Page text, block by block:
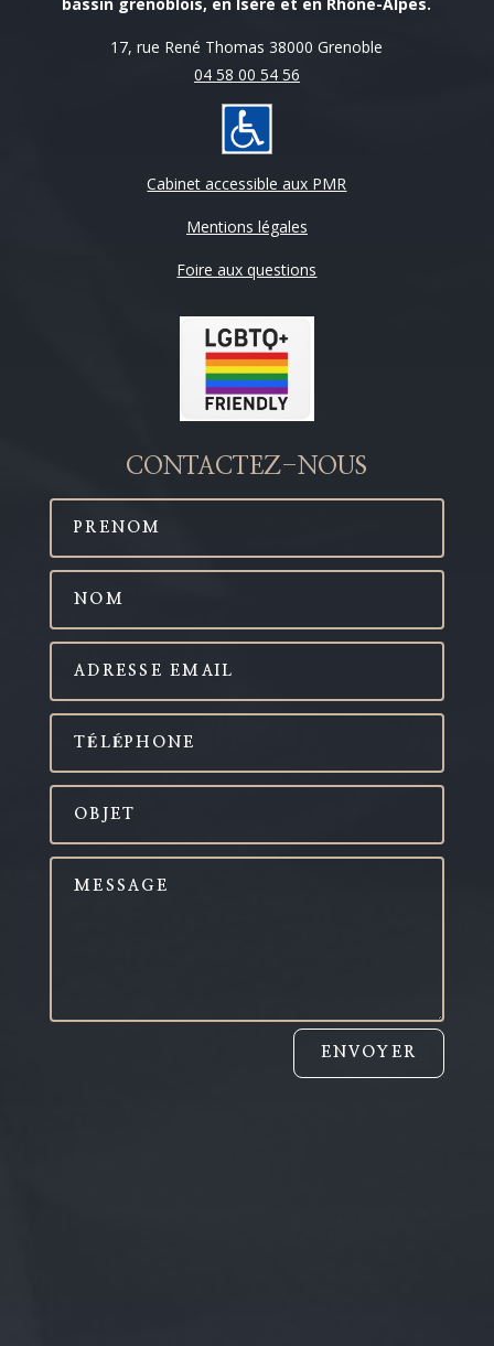
17, rue René Thomas 38000 Grenoble
04 58 00 54 56
Cabinet accessible aux PMR
Mentions légales
Foire aux questions
CONTACTEZ-NOUS
ENVOYER